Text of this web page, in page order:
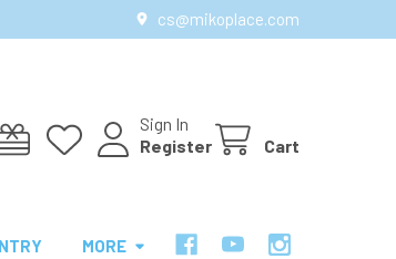
cs@mikoplace.com
Sign In
Register
Cart
MORE